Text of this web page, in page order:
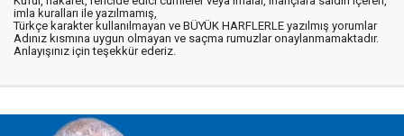
imla kuralları ile yazılmamış,
Türkçe karakter kullanılmayan ve BÜYÜK HARFLERLE yazılmış yorumlar
Adınız kısmına uygun olmayan ve saçma rumuzlar onaylanmamaktadır.
Anlayışınız için teşekkür ederiz.